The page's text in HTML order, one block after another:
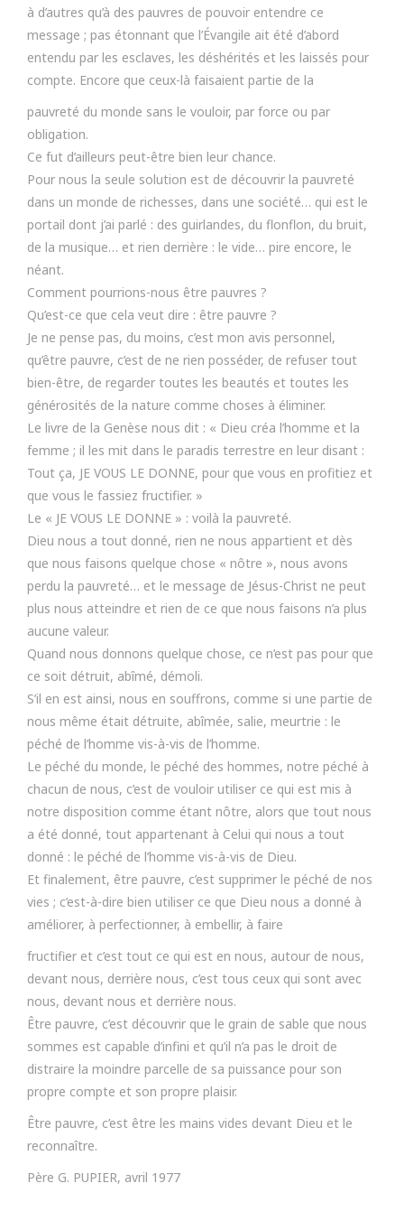
à d’autres qu’à des pauvres de pouvoir entendre ce
message ; pas étonnant que l’Évangile ait été d’abord
entendu par les esclaves, les déshérités et les laissés pour
compte. Encore que ceux-là faisaient partie de la
pauvreté du monde sans le vouloir, par force ou par
obligation.
Ce fut d’ailleurs peut-être bien leur chance.
Pour nous la seule solution est de découvrir la pauvreté
dans un monde de richesses, dans une société… qui est le
portail dont j’ai parlé : des guirlandes, du flonflon, du bruit,
de la musique… et rien derrière : le vide… pire encore, le
néant.
Comment pourrions-nous être pauvres ?
Qu’est-ce que cela veut dire : être pauvre ?
Je ne pense pas, du moins, c’est mon avis personnel,
qu’être pauvre, c’est de ne rien posséder, de refuser tout
bien-être, de regarder toutes les beautés et toutes les
générosités de la nature comme choses à éliminer.
Le livre de la Genèse nous dit : « Dieu créa l’homme et la
femme ; il les mit dans le paradis terrestre en leur disant :
Tout ça, JE VOUS LE DONNE, pour que vous en profitiez et
que vous le fassiez fructifier. »
Le « JE VOUS LE DONNE » : voilà la pauvreté.
Dieu nous a tout donné, rien ne nous appartient et dès
que nous faisons quelque chose « nôtre », nous avons
perdu la pauvreté… et le message de Jésus-Christ ne peut
plus nous atteindre et rien de ce que nous faisons n’a plus
aucune valeur.
Quand nous donnons quelque chose, ce n’est pas pour que
ce soit détruit, abîmé, démoli.
S’il en est ainsi, nous en souffrons, comme si une partie de
nous même était détruite, abîmée, salie, meurtrie : le
péché de l’homme vis-à-vis de l’homme.
Le péché du monde, le péché des hommes, notre péché à
chacun de nous, c’est de vouloir utiliser ce qui est mis à
notre disposition comme étant nôtre, alors que tout nous
a été donné, tout appartenant à Celui qui nous a tout
donné : le péché de l’homme vis-à-vis de Dieu.
Et finalement, être pauvre, c’est supprimer le péché de nos
vies ; c’est-à-dire bien utiliser ce que Dieu nous a donné à
améliorer, à perfectionner, à embellir, à faire
fructifier et c’est tout ce qui est en nous, autour de nous,
devant nous, derrière nous, c’est tous ceux qui sont avec
nous, devant nous et derrière nous.
Être pauvre, c’est découvrir que le grain de sable que nous
sommes est capable d’infini et qu’il n’a pas le droit de
distraire la moindre parcelle de sa puissance pour son
propre compte et son propre plaisir.
Être pauvre, c’est être les mains vides devant Dieu et le
reconnaître.
Père G. PUPIER, avril 1977